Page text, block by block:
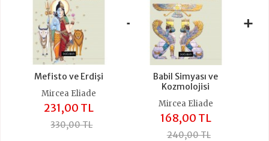
Mefisto ve Erdişi
Mircea Eliade
231,00 TL
330,00 TL
+
Babil Simyası ve
Kozmolojisi
Mircea Eliade
168,00 TL
240,00 TL
+